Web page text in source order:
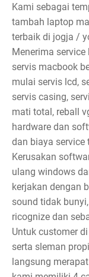
Kami sebagai
tambah laptop
terbaik di jogja /
Menerima
servis macbook
mulai servis lcd,
servis casing,
mati total, reball
hardware dan
dan biaya service
Kerusakan
ulang windows
kerjakan dengan
sound tidak
ricognize dan
Untuk customer
serta sleman
langsung